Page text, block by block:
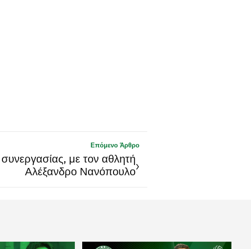
Επόμενο Άρθρο
›
με τον αθλητή
Αλέξανδρο Νανόπουλο